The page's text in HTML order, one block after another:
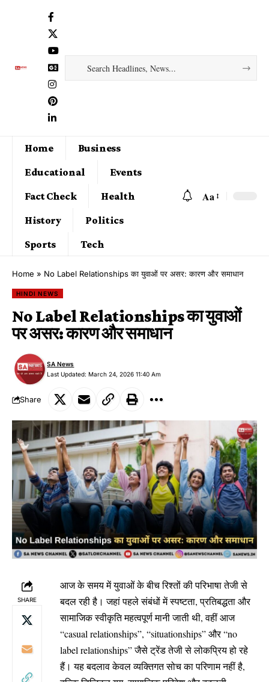
Home
Business
Educational
Events
Fact Check
Health
History
Politics
Sports
Tech
Aa
Home » No Label Relationships का युवाओं पर असर: कारण और समाधान
HINDI NEWS
No Label Relationships का युवाओं
पर असर: कारण और समाधान
Last Updated: March 24, 2026 11:40 Am
SA News
Share
SHARE
आज के समय में युवाओं के बीच रिश्तों की परिभाषा तेजी से
बदल रही है। जहां पहले संबंधों में स्पष्टता, प्रतिबद्धता और
सामाजिक स्वीकृति महत्वपूर्ण मानी जाती थी, वहीं आज
“casual relationships”, “situationships” और “no
label relationships” जैसे ट्रेंड तेजी से लोकप्रिय हो रहे
हैं। यह बदलाव केवल व्यक्तिगत सोच का परिणाम नहीं है,